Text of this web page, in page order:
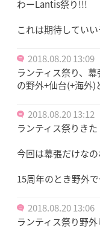
わーLantis祭り!!!
これは期待してい
2018.08.20 13:09
ランティス祭り、
の野外+仙台(+海外)
2018.08.20 13:12
ランティス祭りきた
今回は幕張だけな
15周年のとき野外
2018.08.20 13:06
ランティス祭り野